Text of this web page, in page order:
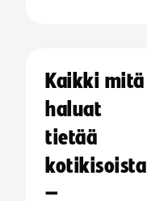
Kaikki mitä
haluat
tietää
kotikisoista
–